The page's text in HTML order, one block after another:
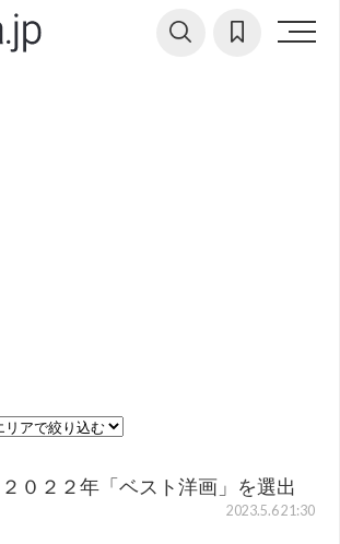
２０２２年「ベスト洋画」を選出
2023.5.6 21:30